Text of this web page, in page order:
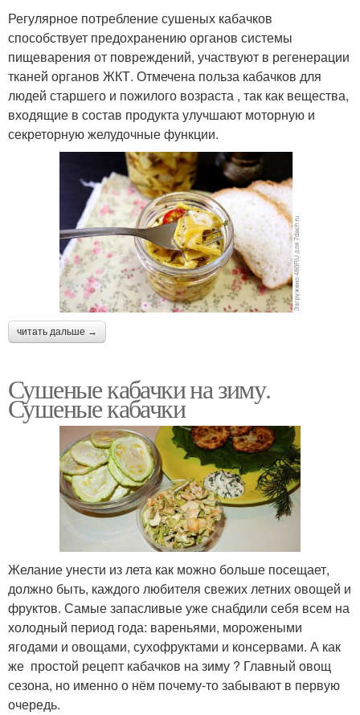
Регулярное потребление сушеных кабачков
способствует предохранению органов системы
пищеварения от повреждений, участвуют в регенерации
тканей органов ЖКТ. Отмечена польза кабачков для
людей старшего и пожилого возраста , так как вещества,
входящие в состав продукта улучшают моторную и
секреторную желудочные функции.
читать дальше →
Сушеные кабачки на зиму.
Сушеные кабачки
Желание унести из лета как можно больше посещает,
должно быть, каждого любителя свежих летних овощей и
фруктов. Самые запасливые уже снабдили себя всем на
холодный период года: вареньями, морожеными
ягодами и овощами, сухофруктами и консервами. А как
же простой рецепт кабачков на зиму ? Главный овощ
сезона, но именно о нём почему-то забывают в первую
очередь.